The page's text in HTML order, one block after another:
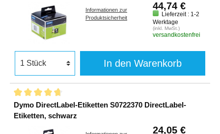
Informationen zur
Produktsicherheit
44,74 €
Lieferzeit : 1-2
Werktage
(inkl. MwSt.)
versandkostenfrei
In den Warenkorb
Dymo DirectLabel-Etiketten S0722370 DirectLabel-
Etiketten, schwarz
24,05 €